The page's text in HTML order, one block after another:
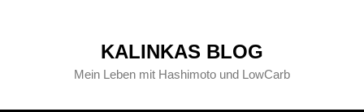
KALINKAS BLOG
Mein Leben mit Hashimoto und LowCarb